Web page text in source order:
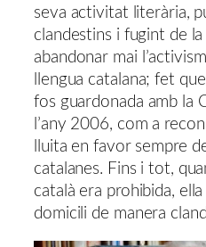
seva activitat literària,
clandestins i fugint de la
abandonar mai
llengua catalana; fet
fos guardonada amb la
l’any 2006, com a
lluita en favor sempre
catalanes. Fins i tot,
català era prohibida,
domicili de manera